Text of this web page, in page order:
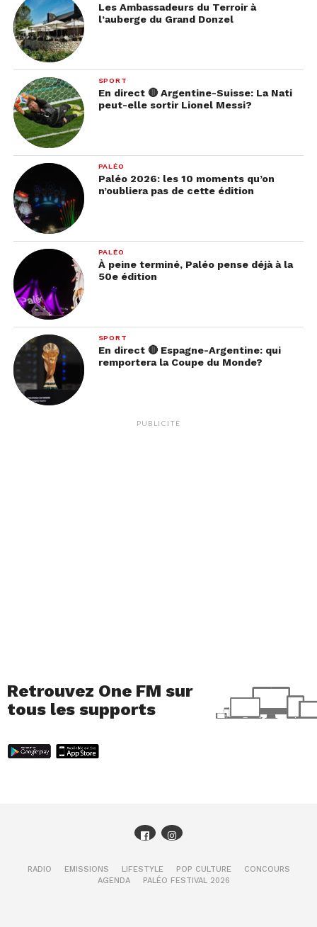
Les Ambassadeurs du Terroir à
l’auberge du Grand Donzel
SPORT
En direct 🔴 Argentine-Suisse: La Nati
peut-elle sortir Lionel Messi?
PALÉO
Paléo 2026: les 10 moments qu’on
n’oubliera pas de cette édition
PALÉO
À peine terminé, Paléo pense déjà à la
50e édition
SPORT
En direct 🔴 Espagne-Argentine: qui
remportera la Coupe du Monde?
PUBLICITÉ
Retrouvez One FM sur
tous les supports
RADIO EMISSIONS LIFESTYLE POP CULTURE
CONCOURS
AGENDA
PALÉO FESTIVAL 2026